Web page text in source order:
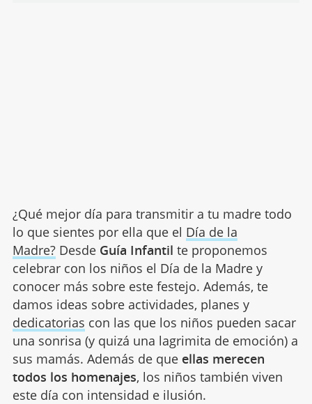
¿Qué mejor día para transmitir a tu madre todo
lo que sientes por ella que el Día de la
Madre?Desde Guía Infantil te proponemos
celebrar con los niños el Día de la Madre y
conocer más sobre este festejo. Además, te
damos ideas sobre actividades, planes y
dedicatorias con las que los niños pueden sacar
una sonrisa (y quizá una lagrimita de emoción) a
sus mamás. Además de que ellas merecen
todos los homenajes, los niños también viven
este día con intensidad e ilusión.